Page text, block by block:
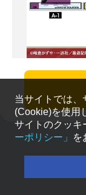
当サイトでは、
(Cookie)を使用
サイトのクッキ
ーポリシー」
を